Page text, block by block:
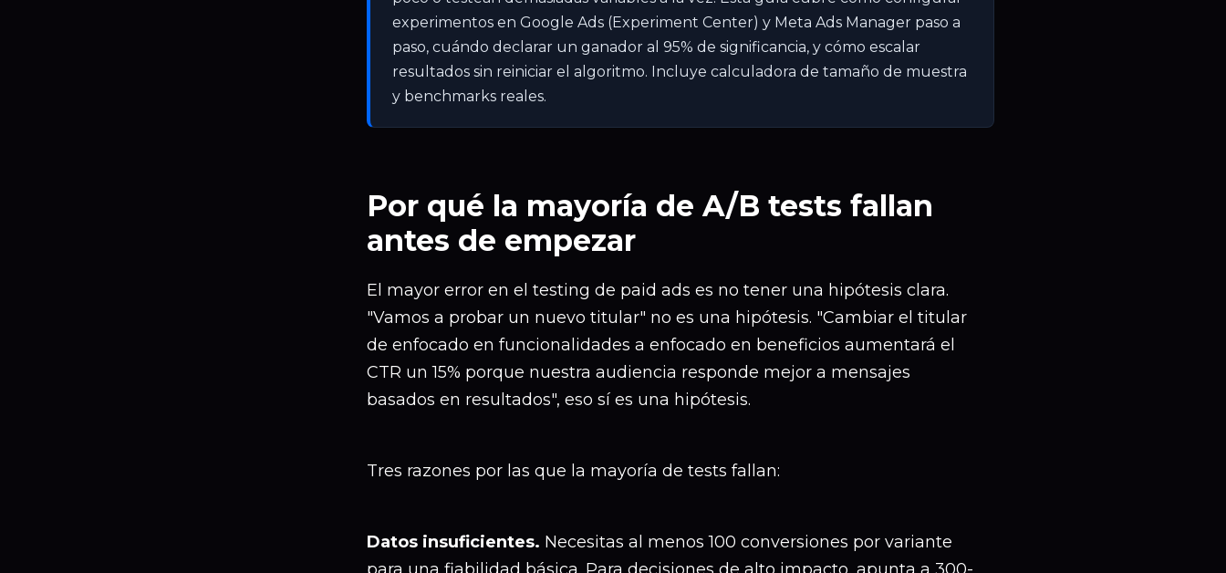
experimentos en Google Ads (Experiment Center) y Meta Ads Manager paso a
paso, cuándo declarar un ganador al 95% de significancia, y cómo escalar
resultados sin reiniciar el algoritmo. Incluye calculadora de tamaño de muestra
y benchmarks reales.
Por qué la mayoría de A/B tests fallan
antes de empezar
El mayor error en el testing de paid ads es no tener una hipótesis clara.
"Vamos a probar un nuevo titular" no es una hipótesis. "Cambiar el titular
de enfocado en funcionalidades a enfocado en beneficios aumentará el
CTR un 15% porque nuestra audiencia responde mejor a mensajes
basados en resultados", eso sí es una hipótesis.
Tres razones por las que la mayoría de tests fallan:
Datos insuficientes. Necesitas al menos 100 conversiones por variante